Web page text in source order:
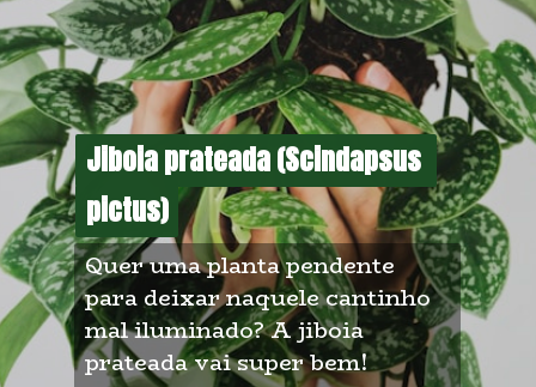
Jiboia prateada (Scindapsus
pictus)
Jiboia prateada (Scindapsus
pictus)
Quer uma planta pendente
para deixar naquele cantinho
mal iluminado? A jiboia
prateada vai super bem!